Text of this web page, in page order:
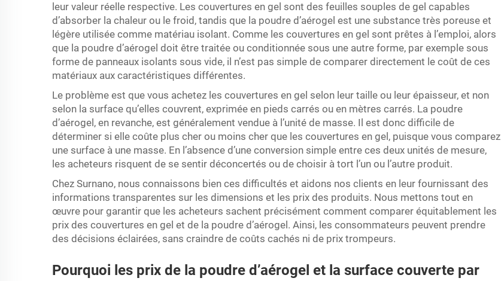
leur valeur réelle respective. Les couvertures en gel sont des feuilles souples de gel capables
d’absorber la chaleur ou le froid, tandis que la poudre d’aérogel est une substance très poreuse et
légère utilisée comme matériau isolant. Comme les couvertures en gel sont prêtes à l’emploi, alors
que la poudre d’aérogel doit être traitée ou conditionnée sous une autre forme, par exemple sous
forme de panneaux isolants sous vide, il n’est pas simple de comparer directement le coût de ces
matériaux aux caractéristiques différentes.
Le problème est que vous achetez les couvertures en gel selon leur taille ou leur épaisseur, et non
selon la surface qu’elles couvrent, exprimée en pieds carrés ou en mètres carrés. La poudre
d’aérogel, en revanche, est généralement vendue à l’unité de masse. Il est donc difficile de
déterminer si elle coûte plus cher ou moins cher que les couvertures en gel, puisque vous comparez
une surface à une masse. En l’absence d’une conversion simple entre ces deux unités de mesure,
les acheteurs risquent de se sentir déconcertés ou de choisir à tort l’un ou l’autre produit.
Chez Surnano, nous connaissons bien ces difficultés et aidons nos clients en leur fournissant des
informations transparentes sur les dimensions et les prix des produits. Nous mettons tout en
œuvre pour garantir que les acheteurs sachent précisément comment comparer équitablement les
prix des couvertures en gel et de la poudre d’aérogel. Ainsi, les consommateurs peuvent prendre
des décisions éclairées, sans craindre de coûts cachés ni de prix trompeurs.
Pourquoi les prix de la poudre d’aérogel et la surface couverte par